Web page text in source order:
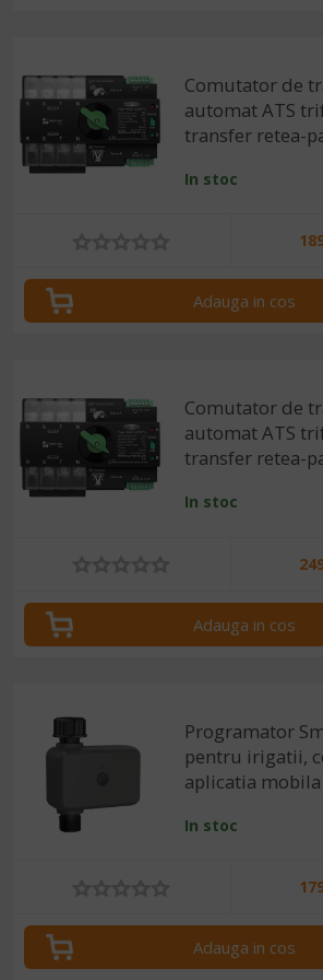
Comutator de
automat ATS
transfer retea-
In stoc
Adauga in cos
Comutator de
automat ATS
transfer retea-
In stoc
Adauga in cos
Programator
pentru irigatii,
aplicatia
In stoc
Adauga in cos